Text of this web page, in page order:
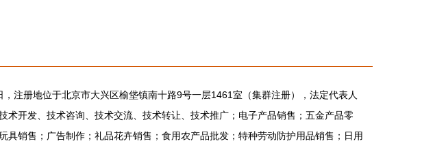
注册地位于北京市大兴区榆垡镇南十路9号一层1461室（集群注册），法定代表人
术开发、技术咨询、技术交流、技术转让、技术推广；电子产品销售；五金产品零
具销售；广告制作；礼品花卉销售；食用农产品批发；特种劳动防护用品销售；日用